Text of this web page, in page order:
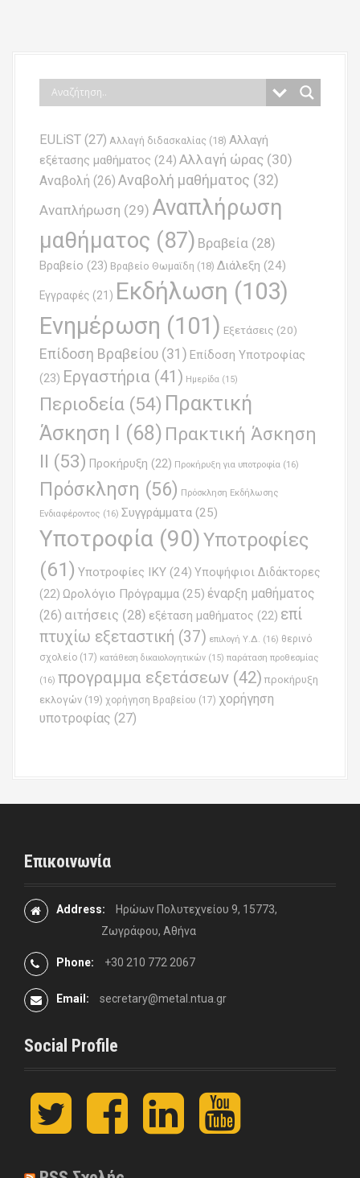
EULiST (27) Αλλαγή διδασκαλίας (18) Αλλαγή
εξέτασης μαθήματος (24) Αλλαγή ώρας (30)
Αναβολή (26) Αναβολή μαθήματος (32)
Αναπλήρωση (29) Αναπλήρωση
μαθήματος (87) Βραβεία (28)
Βραβείο (23) Βραβείο Θωμαϊδη (18) Διάλεξη (24)
Εγγραφές (21) Εκδήλωση (103)
Ενημέρωση (101) Εξετάσεις (20)
Επίδοση Βραβείου (31) Επίδοση Υποτροφίας
(23) Εργαστήρια (41) Ημερίδα (15)
Περιοδεία (54) Πρακτική
Άσκηση Ι
(68) Πρακτική Άσκηση
ΙΙ (53) Προκήρυξη (22) Προκήρυξη για υποτροφία (16)
Πρόσκληση (56) Πρόσκληση Εκδήλωσης
Ενδιαφέροντος (16) Συγγράμματα (25)
Υποτροφία (90)Υποτροφίες
(61) Υποτροφίες ΙΚΥ (24) Υποψήφιοι Διδάκτορες
(22) Ωρολόγιο Πρόγραμμα (25) έναρξη μαθήματος
(26) αιτήσεις (28) εξέταση μαθήματος (22) επί
πτυχίω εξεταστική (37) επιλογή Υ.Δ. (16) θερινό
σχολείο (17) κατάθεση δικαιολογητικών (15) παράταση προθεσμίας
(16) προγραμμα εξετάσεων (42) προκήρυξη
εκλογών (19) χορήγηση Βραβείου (17) χορήγηση
υποτροφίας (27)
Επικοινωνία
Address:
Ηρώων Πολυτεχνείου 9, 15773,
Ζωγράφου, Αθήνα
Phone: +30 210 772 2067
Email: secretary@metal.ntua.gr
Social Profile
t
i
F
c
L
n
y
u